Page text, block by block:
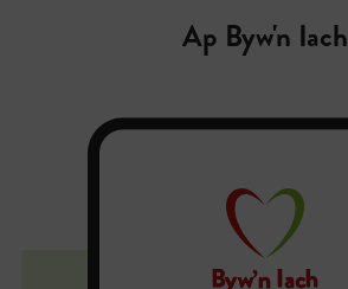
Ap Byw'n Iach